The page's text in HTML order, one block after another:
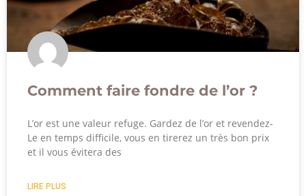
Comment faire fondre de l’or ?
L’or est une valeur refuge. Gardez de l’or et revendez-
Le en temps difficile, vous en tirerez un très bon prix
et il vous évitera des
LIRE PLUS